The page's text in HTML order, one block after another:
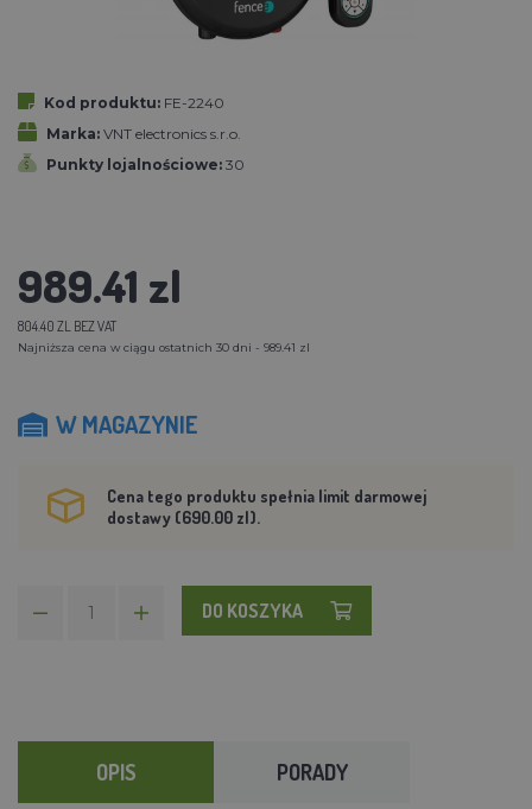
Kod produktu: FE-2240
Marka: VNT electronics s.r.o.
Punkty lojalnościowe: 30
989.41 zl
804.40 ZL BEZ VAT
Najniższa cena w ciągu ostatnich 30 dni - 989.41 zl
W MAGAZYNIE
Cena tego produktu spełnia limit darmowej
dostawy (690.00 zl).
DO KOSZYKA
OPIS PORADY